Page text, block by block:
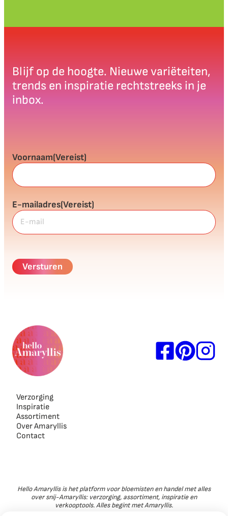
Blijf op de hoogte. Nieuwe variëteiten,
trends en inspiratie rechtstreeks in je
inbox.
Voornaam(Vereist)
E-mailadres(Vereist)
Verzorging
Inspiratie
Assortiment
Over Amaryllis
Contact
Hello Amaryllis is het platform voor bloemisten en handel met alles
over snij-Amaryllis: verzorging, assortiment, inspiratie en
verkooptools. Alles begint met Amaryllis.